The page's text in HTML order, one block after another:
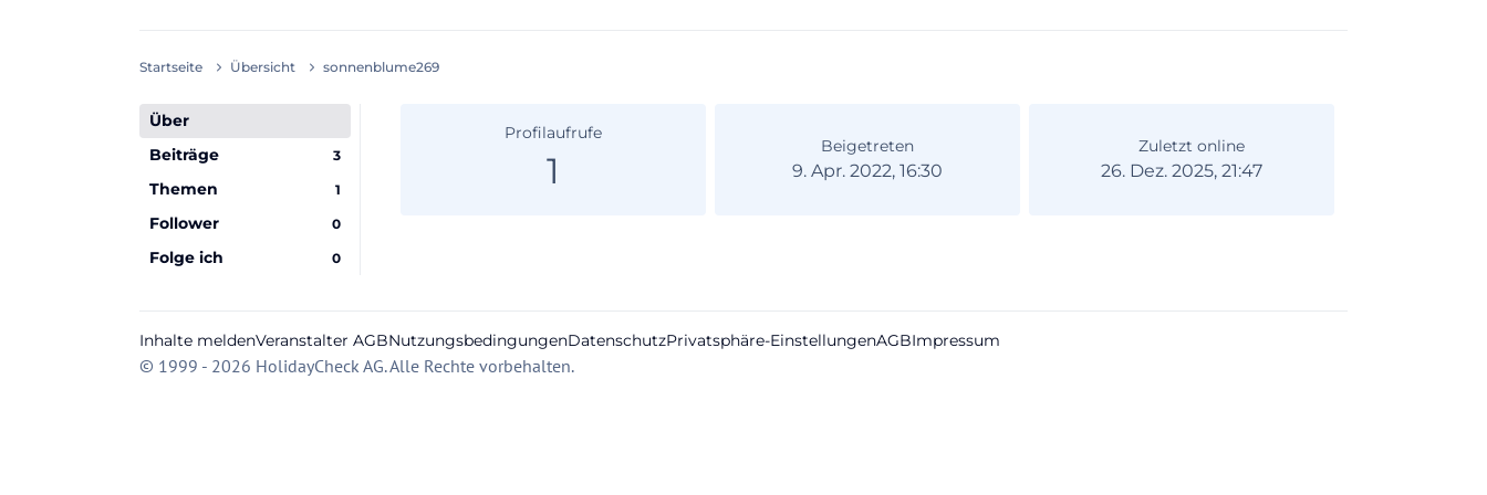
Startseite Übersicht sonnenblume269
Über
Beiträge
3
Themen 1
Follower 0
Folge ich 0
Profilaufrufe
1
Beigetreten
9. Apr. 2022, 16:30
Zuletzt online
26. Dez. 2025, 21:47
Inhalte meldenVeranstalter AGBNutzungsbedingungenDatenschutzPrivatsphäre-EinstellungenAGBImpressum
© 1999 - 2026 HolidayCheck AG. Alle Rechte vorbehalten.